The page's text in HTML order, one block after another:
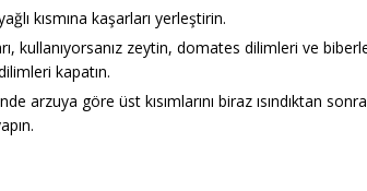
kısmına kaşarları yerleştirin.
kullanıyorsanız zeytin, domates dilimleri ve
kapatın.
arzuya göre üst kısımlarını biraz ısındıktan